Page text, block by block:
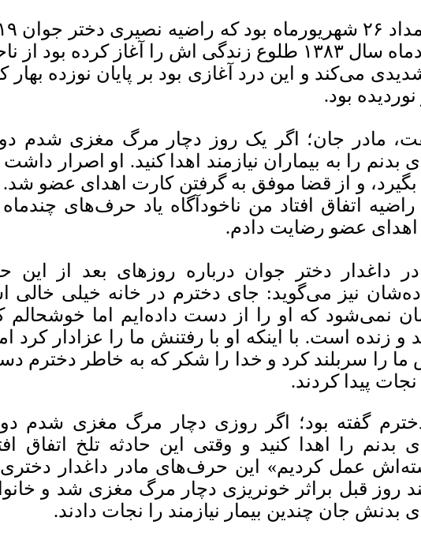
خردادماه سال ۱۳۸۳ طلوع زندگی اش را آغاز کرده
می‌کند و این درد آغازی بود بر پایان نوزده
نوردیده بود.
مادر جان؛ اگر یک روز دچار مرگ مغزی شدم
بدنم را به بیماران نیازمند اهدا کنید. او اصرار
و از قضا موفق به گرفتن کارت اهدای عضو شد.
راضیه اتفاق افتاد من ناخودآگاه یاد حرف‌های
اهدای عضو رضایت دادم.
داغدار دختر جوان درباره روزهای بعد از این
نیز می‌گوید: جای دخترم در خانه خیلی
نمی‌شود که او را از دست داده‌ایم اما خوشحالم
و زنده است. با اینکه او با رفتنش ما را عزادار کرد
پیدا کردند.
گفته بود؛ اگر روزی دچار مرگ مغزی شدم
بدنم را اهدا کنید و وقتی این حادثه تلخ اتفاق
روز قبل براثر خونریزی دچار مرگ مغزی شد و
بدنش جان چندین بیمار نیازمند را نجات دادند.